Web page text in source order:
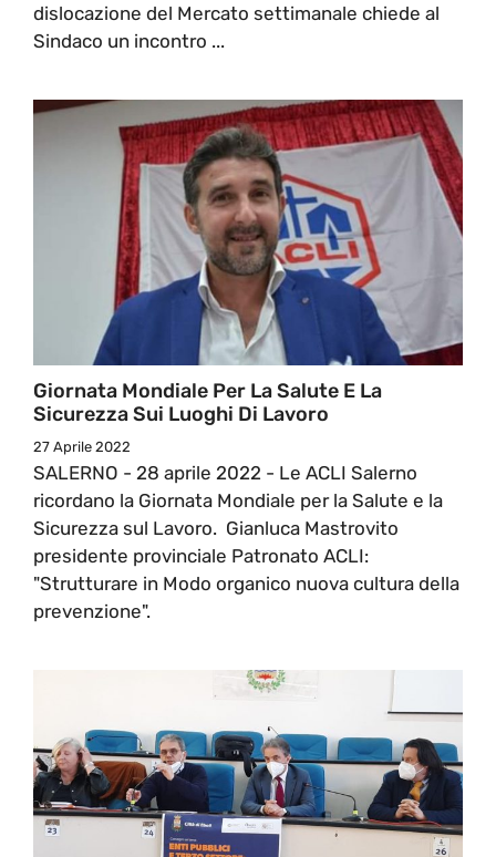
dislocazione del Mercato settimanale chiede al
Sindaco un incontro ...
Giornata Mondiale Per La Salute E La
Sicurezza Sui Luoghi Di Lavoro
27 Aprile 2022
SALERNO - 28 aprile 2022 - Le ACLI Salerno
ricordano la Giornata Mondiale per la Salute e la
Sicurezza sul Lavoro. Gianluca Mastrovito
presidente provinciale Patronato ACLI:
"Strutturare in Modo organico nuova cultura della
prevenzione".